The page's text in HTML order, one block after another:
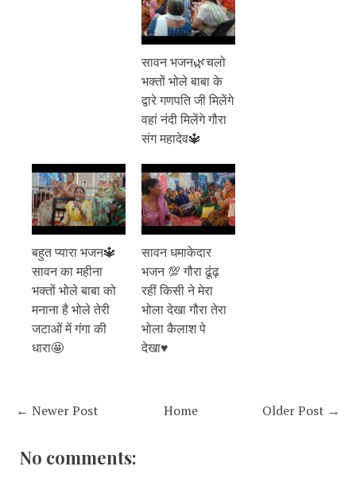
सावन भजन🌿चलो
भक्तों भोले बाबा के
द्वारे गणपति जी मिलेंगे
वहां नंदी मिलेंगे गौरा
संग महादेव🔱
बहुत प्यारा भजन🔱
सावन का महीना
भक्तों भोले बाबा को
मनाना है भोले तेरी
जटाओं में गंगा की
धारा🤩
सावन धमाकेदार
भजन 💯 गौरा ढूंढ़
रहीं किसी ने मेरा
भोला देखा गौरा तेरा
भोला कैलाश पे
देखा♥️
← Newer Post Older Post →
Home
No comments: